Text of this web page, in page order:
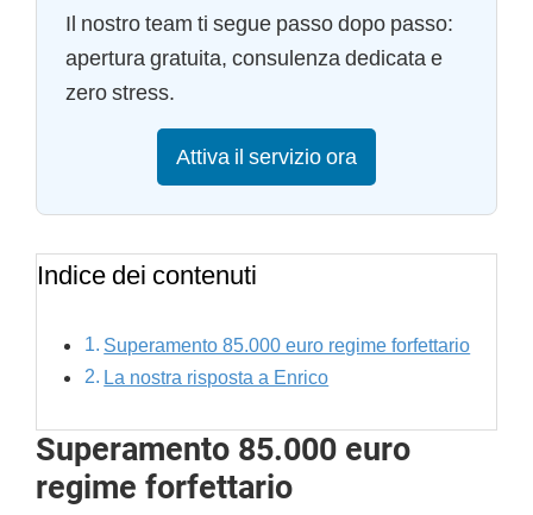
Il nostro team ti segue passo dopo passo:
apertura gratuita, consulenza dedicata e
zero stress.
Attiva il servizio ora
Indice dei contenuti
Superamento 85.000 euro regime forfettario
La nostra risposta a Enrico
Superamento 85.000 euro
regime forfettario